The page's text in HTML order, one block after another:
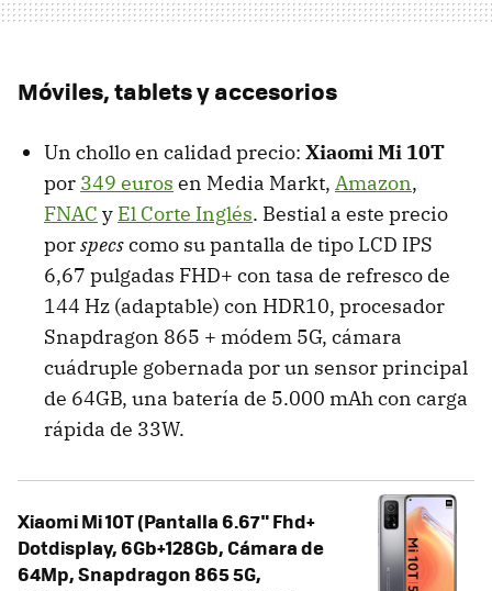
Móviles, tablets y accesorios
Un chollo en calidad precio: Xiaomi Mi 10T
por 349 euros en Media Markt, Amazon,
FNAC y El Corte Inglés. Bestial a este precio
porspecscomo su pantalla de tipo LCD IPS
6,67 pulgadas FHD+ con tasa de refresco de
144 Hz (adaptable) con HDR10, procesador
Snapdragon 865 + módem 5G, cámara
cuádruple gobernada por un sensor principal
de 64GB, una batería de 5.000 mAh con carga
rápida de 33W.
Xiaomi Mi 10T (Pantalla 6.67" Fhd+
Dotdisplay, 6Gb+128Gb, Cámara de
64Mp, Snapdragon 865 5G,